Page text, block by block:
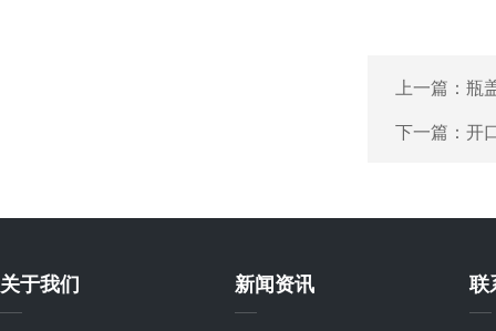
上一篇： 瓶
下一篇： 开
关于我们 新闻资讯 联